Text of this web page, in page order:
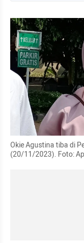
Okie Agustina tiba di
(20/11/2023). Foto: